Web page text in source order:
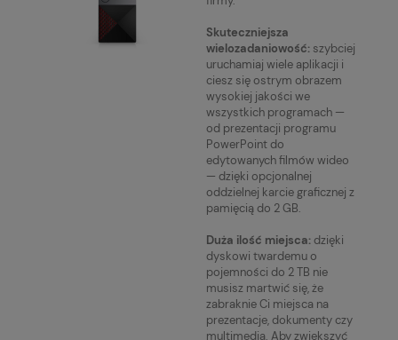
Skuteczniejsza
wielozadaniowość: szybciej
uruchamiaj wiele aplikacji i
ciesz się ostrym obrazem
wysokiej jakości we
wszystkich programach —
od prezentacji programu
PowerPoint do
edytowanych filmów wideo
— dzięki opcjonalnej
oddzielnej karcie graficznej z
pamięcią do 2 GB.
Duża ilość miejsca:dzięki
dyskowi twardemu o
pojemności do 2 TB nie
musisz martwić się, że
zabraknie Ci miejsca na
prezentacje, dokumenty czy
multimedia. Aby zwiększyć